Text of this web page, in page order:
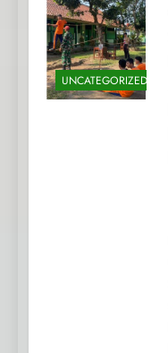
UNCATEGORIZED